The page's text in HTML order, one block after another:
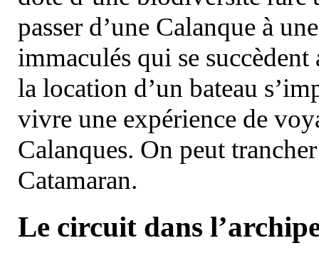
passer d’une Calanque à
immaculés qui se
la location d’un bateau
vivre une expérience de
Calanques. On peut
Catamaran.
Le circuit dans